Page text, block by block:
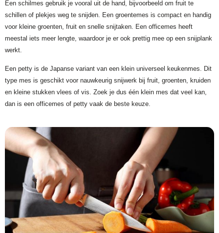
Een schilmes gebruik je vooral uit de hand, bijvoorbeeld om fruit te
schillen of plekjes weg te snijden. Een groentemes is compact en handig
voor kleine groenten, fruit en snelle snijtaken. Een officemes heeft
meestal iets meer lengte, waardoor je er ook prettig mee op een snijplank
werkt.
Een petty is de Japanse variant van een klein universeel keukenmes. Dit
type mes is geschikt voor nauwkeurig snijwerk bij fruit, groenten, kruiden
en kleine stukken vlees of vis. Zoek je dus één klein mes dat veel kan,
dan is een officemes of petty vaak de beste keuze.